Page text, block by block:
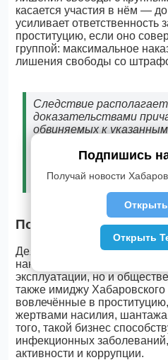
касается участия в нём —
усиливает ответственность
проституцию, если оно
группой: максимальное
лишения свободы со
Следствие
доказательствами
обвиняемых к
заключении под стражу
СК.
Последствия для
Деятельность подобного
наносит серьёзный ущерб
эксплуатации, но и
также имиджу
вовлечённые в
жертвами насилия,
того, такой бизнес
инфекционных
активности и коррупции.
Подпишись
Получай новости
Открыть